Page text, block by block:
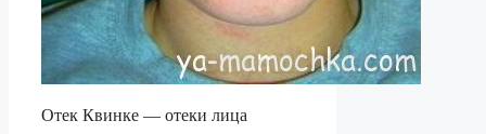
Отек Квинке — отеки лица